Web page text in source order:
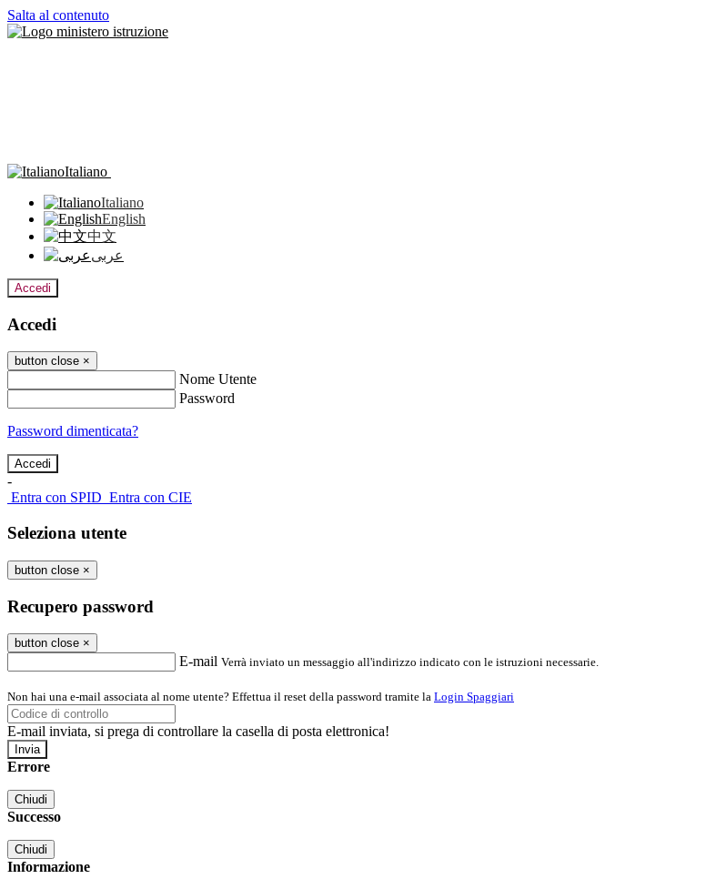
Salta al contenuto
Italiano
Italiano
English
中文
عربى
Accedi
Accedi
button close ×
Nome Utente
Password
Password dimenticata?
-
Entra con SPID Entra con CIE
Seleziona utente
button close ×
Recupero password
button close ×
E-mail Verrà inviato un messaggio all'indirizzo indicato con le istruzioni necessarie.
Non hai una e-mail associata al nome utente? Effettua il reset della password tramite la Login Spaggiari
E-mail inviata, si prega di controllare la casella di posta elettronica!
Errore
Chiudi
Successo
Chiudi
Informazione